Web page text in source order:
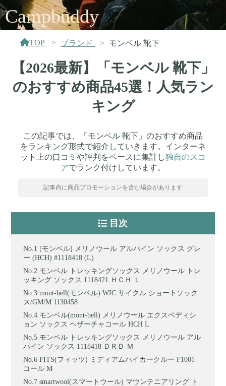
Campbuddy
TOP ブランド モンベル 靴下
【2026最新】「モンベル 靴下」
のおすすめ商品45選！人気ラン
キング
この記事では、「モンベル 靴下」のおすすめ商品
をランキング形式で紹介していきます。インターネ
ット上の口コミや評判をベースに集計し独自のスコ
アでランク付けしています。
記事内に商品プロモーションを含む場合があります
目次
[モンベル] メリノウール アルパイン ソックス グレ
ー (HCH) #1118418 (L)
モンベル トレッキングソックス メリノウール トレ
ッキング ソックス 1118421 ＨＣＨ Ｌ
mont-bell(モンベル) WIC.サイクル ショートソック
ス/GM/M 1130458
モンベル(mont‐bell) メリノウール エクスペディシ
ョン ソックス ヘザーチャコール HCH L
モンベル トレッキングソックス メリノウール アル
パイン ソックス 1118418 ＤＲＤ Ｍ
FITS(フィッツ) ミディアムハイカークルー F1001
コール M
smartwool(スマートウール) マウンテニアリング ト